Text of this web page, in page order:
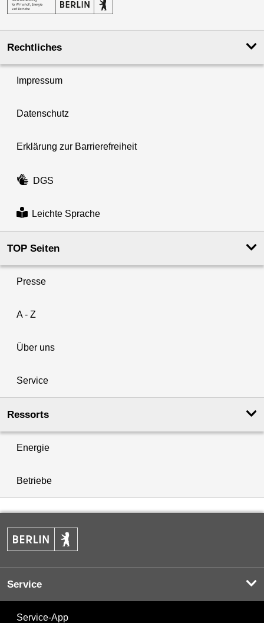
Rechtliches
Impressum
Datenschutz
Erklärung zur Barrierefreiheit
DGS
Leichte Sprache
TOP Seiten
Presse
A - Z
Über uns
Service
Ressorts
Energie
Betriebe
Service
Service-App